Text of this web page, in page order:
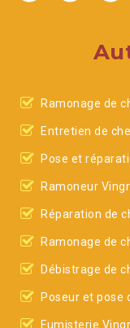
Ramonage de
Entretien de
Pose et
Ramoneur
Réparation de
Ramonage de
Débistrage de
Poseur et pose
Fumisterie